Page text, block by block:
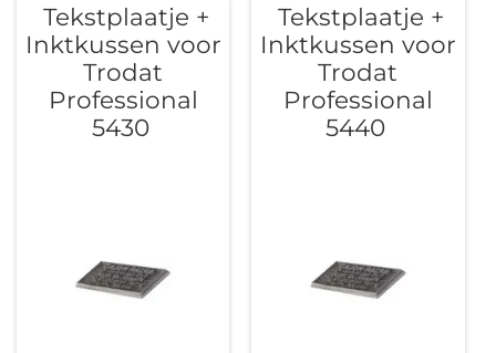
sorteren
Tekstplaatje +
Inktkussen voor
Trodat
Professional
5430
Tekstplaatje +
Inktkussen voor
Trodat
Professional
5440